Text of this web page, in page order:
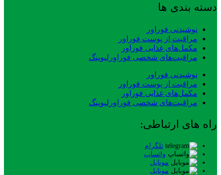
دسته بندی ها
نوشیدنی فوراور
مراقبت از پوست فوراور
مکمل‌های غذایی فوراور
مراقبت‌های شخصی فوراورلیوینگ
نوشیدنی فوراور
مراقبت از پوست فوراور
مکمل‌های غذایی فوراور
مراقبت‌های شخصی فوراورلیوینگ
راه های ارتباطی:
تلگرام
واتساپ
موبایل
موبایل